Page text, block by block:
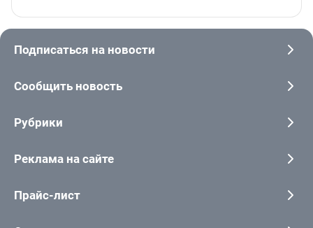
Подписаться на новости
Сообщить новость
Рубрики
Реклама на сайте
Прайс-лист